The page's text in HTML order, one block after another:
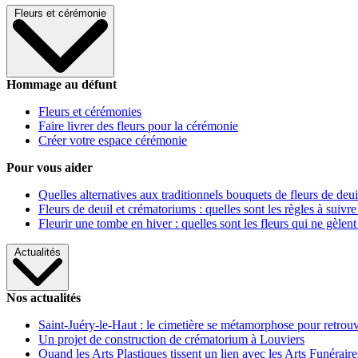
Fleurs et cérémonie
Hommage au défunt
Fleurs et cérémonies
Faire livrer des fleurs pour la cérémonie
Créer votre espace cérémonie
Pour vous aider
Quelles alternatives aux traditionnels bouquets de fleurs de
Fleurs de deuil et crématoriums : quelles sont les règles à
Fleurir une tombe en hiver : quelles sont les fleurs qui ne gèlent
Actualités
Nos actualités
Saint-Juéry-le-Haut : le cimetière se métamorphose pour
Un projet de construction de crématorium à Louviers
Quand les Arts Plastiques tissent un lien avec les Arts